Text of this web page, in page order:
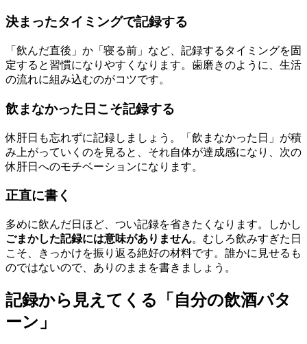
決まったタイミングで記録する
「飲んだ直後」か「寝る前」など、記録するタイミングを固
定すると習慣になりやすくなります。歯磨きのように、生活
の流れに組み込むのがコツです。
飲まなかった日こそ記録する
休肝日も忘れずに記録しましょう。「飲まなかった日」が積
み上がっていくのを見ると、それ自体が達成感になり、次の
休肝日へのモチベーションになります。
正直に書く
多めに飲んだ日ほど、つい記録を省きたくなります。しかし
ごまかした記録には意味がありません。むしろ飲みすぎた日
こそ、きっかけを振り返る絶好の材料です。誰かに見せるも
のではないので、ありのままを書きましょう。
記録から見えてくる「自分の飲酒パタ
ーン」